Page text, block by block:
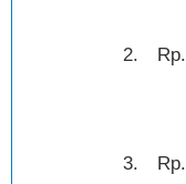
2. Rp.
3. Rp.